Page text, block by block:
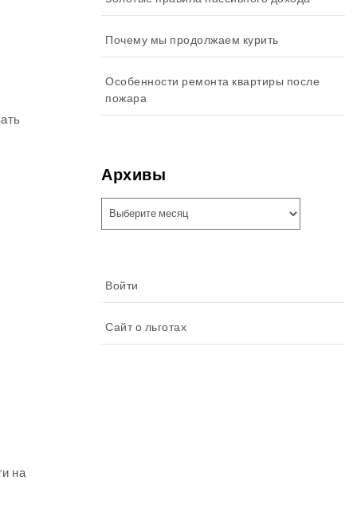
на
Почему мы продолжаем курить
Особенности ремонта квартиры после
пожара
Архивы
Войти
Сайт о льготах